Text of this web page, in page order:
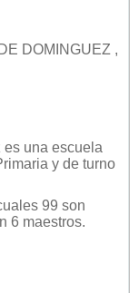
DOMINGUEZ ,
es una escuela
y de turno
99 son
6 maestros.